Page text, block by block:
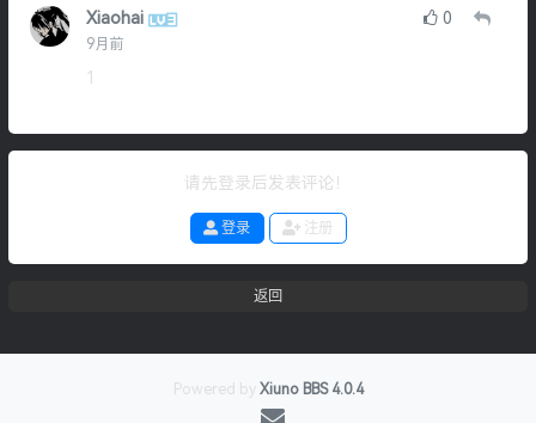
Xiaohai
9月前
0
1
请先登录后发表评论！
登录 注册
返回
Powered by Xiuno BBS 4.0.4